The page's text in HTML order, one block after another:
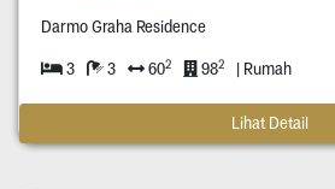
Darmo Graha Residence
3 3 602 982 | Rumah
Lihat Detail